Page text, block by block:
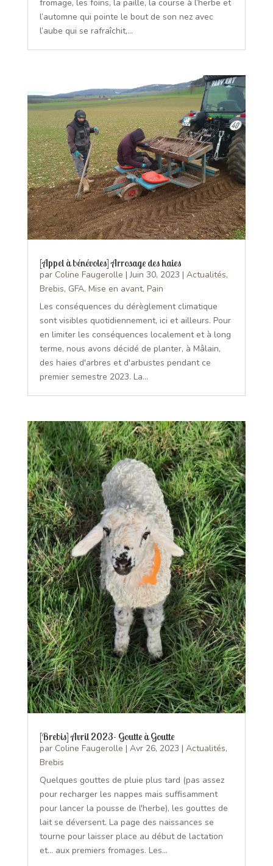
fromage, les foins, la paille, la course à l’herbe et
l’automne qui pointe le bout de son nez avec
l’aube qui se rafraîchit,...
[Appel à bénévoles] Arrosage des haies
par Coline Faugerolle |Juin 30, 2023 | Actualités,
Brebis, GFA, Mise en avant, Pain
Les conséquences du dérèglement climatique
sont visibles quotidiennement, ici et ailleurs. Pour
en limiter les conséquences localement et à long
terme, nous avons décidé de planter, à Mâlain,
des haies d'arbres et d'arbustes pendant ce
premier semestre 2023. La...
[Brebis] Avril 2023- Goutte à Goutte
par Coline Faugerolle | Avr 26, 2023 | Actualités,
Brebis
Quelques gouttes de pluie plus tard (pas assez
pour recharger les nappes mais suffisamment
pour lancer la pousse de l'herbe), les gouttes de
lait se déversent. La page des naissances se
tourne pour laisser place au début de lactation
et... aux premiers fromages. Les...